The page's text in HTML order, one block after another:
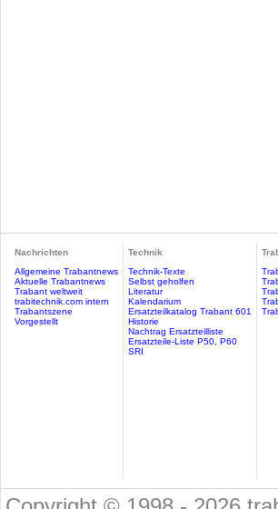
Nachrichten
Allgemeine Trabantnews
Aktuelle Trabantnews
Trabant weltweit
trabitechnik.com intern
Trabantszene
Vorgestellt
Technik
Technik-Texte
Selbst geholfen
Literatur
Kalendarium
Ersatzteilkatalog Trabant 601
Historie
Nachtrag Ersatzteilliste
Ersatzteile-Liste P50, P60
SRI